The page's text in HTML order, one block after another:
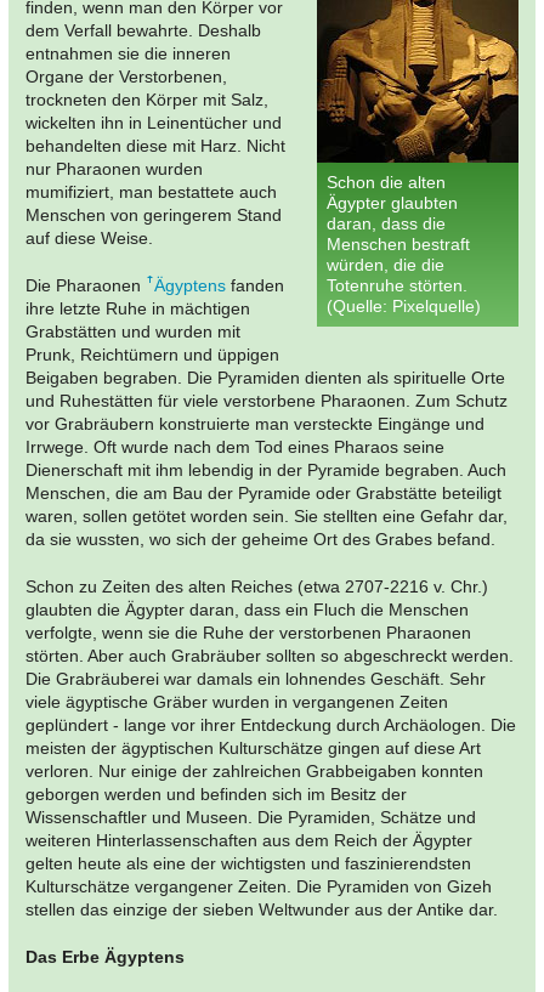
Schon die alten
Ägypter glaubten
daran, dass die
Menschen bestraft
würden, die die
Totenruhe störten.
(Quelle: Pixelquelle)
finden, wenn man den Körper vor
dem Verfall bewahrte. Deshalb
entnahmen sie die inneren
Organe der Verstorbenen,
trockneten den Körper mit Salz,
wickelten ihn in Leinentücher und
behandelten diese mit Harz. Nicht
nur Pharaonen wurden
mumifiziert, man bestattete auch
Menschen von geringerem Stand
auf diese Weise.
Die Pharaonen Ägyptens fanden
ihre letzte Ruhe in mächtigen
Grabstätten und wurden mit
Prunk, Reichtümern und üppigen
Beigaben begraben. Die Pyramiden dienten als spirituelle Orte
und Ruhestätten für viele verstorbene Pharaonen. Zum Schutz
vor Grabräubern konstruierte man versteckte Eingänge und
Irrwege. Oft wurde nach dem Tod eines Pharaos seine
Dienerschaft mit ihm lebendig in der Pyramide begraben. Auch
Menschen, die am Bau der Pyramide oder Grabstätte beteiligt
waren, sollen getötet worden sein. Sie stellten eine Gefahr dar,
da sie wussten, wo sich der geheime Ort des Grabes befand.
Schon zu Zeiten des alten Reiches (etwa 2707-2216 v. Chr.)
glaubten die Ägypter daran, dass ein Fluch die Menschen
verfolgte, wenn sie die Ruhe der verstorbenen Pharaonen
störten. Aber auch Grabräuber sollten so abgeschreckt werden.
Die Grabräuberei war damals ein lohnendes Geschäft. Sehr
viele ägyptische Gräber wurden in vergangenen Zeiten
geplündert - lange vor ihrer Entdeckung durch Archäologen. Die
meisten der ägyptischen Kulturschätze gingen auf diese Art
verloren. Nur einige der zahlreichen Grabbeigaben konnten
geborgen werden und befinden sich im Besitz der
Wissenschaftler und Museen. Die Pyramiden, Schätze und
weiteren Hinterlassenschaften aus dem Reich der Ägypter
gelten heute als eine der wichtigsten und faszinierendsten
Kulturschätze vergangener Zeiten. Die Pyramiden von Gizeh
stellen das einzige der sieben Weltwunder aus der Antike dar.
Das Erbe Ägyptens